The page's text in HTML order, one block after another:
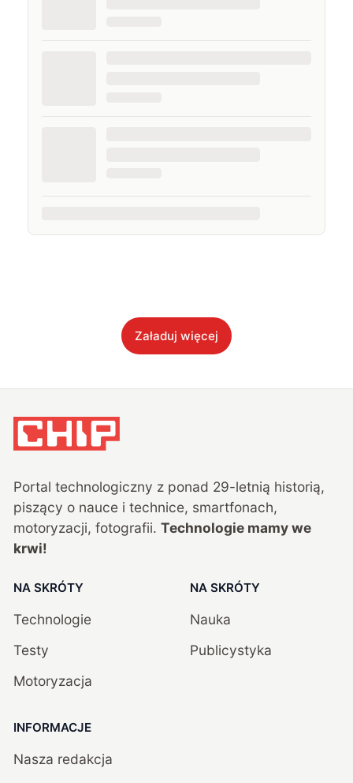
Załaduj więcej
Portal technologiczny z ponad 29-letnią historią,
piszący o nauce i technice, smartfonach,
motoryzacji, fotografii. Technologie mamy we
krwi!
NA SKRÓTY
Technologie
Testy
Motoryzacja
NA SKRÓTY
Nauka
Publicystyka
INFORMACJE
Nasza redakcja